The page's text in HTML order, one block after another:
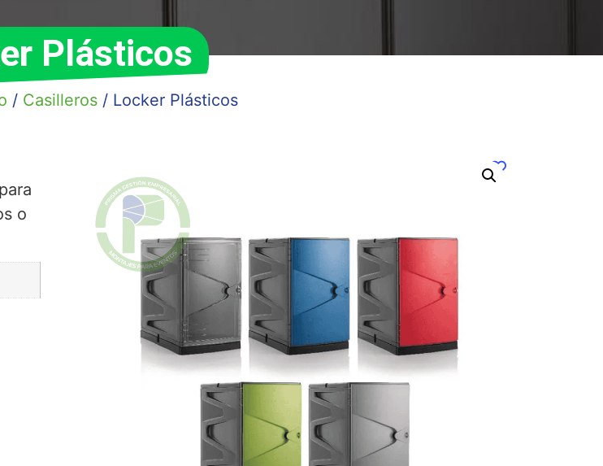
Plásticos
/ Casilleros/ Locker Plásticos
o